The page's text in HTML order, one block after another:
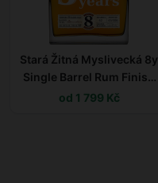
Stará Žitná Myslivecká 8y
Single Barrel Rum Finish
0,7l 40% L.E.
od 1 799 Kč